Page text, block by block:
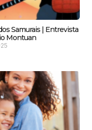
Samurais | Entrevista
Montuan